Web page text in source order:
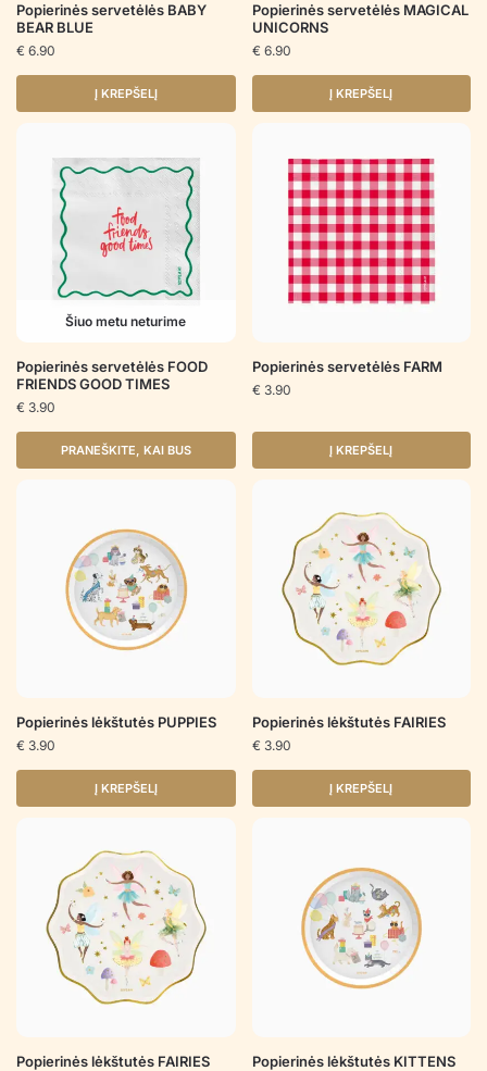
Popierinės servetėlės BABY
BEAR BLUE
€ 6.90
Į KREPŠELĮ
Popierinės servetėlės MAGICAL
UNICORNS
€ 6.90
Į KREPŠELĮ
Šiuo metu neturime
Popierinės servetėlės FOOD
FRIENDS GOOD TIMES
€ 3.90
PRANEŠKITE, KAI BUS
Popierinės servetėlės FARM
€ 3.90
Į KREPŠELĮ
Popierinės lėkštutės PUPPIES
€ 3.90
Į KREPŠELĮ
Popierinės lėkštutės FAIRIES
€ 3.90
Į KREPŠELĮ
Popierinės lėkštutės FAIRIES Popierinės lėkštutės KITTENS